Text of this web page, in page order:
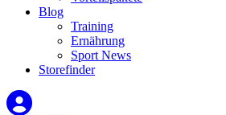
Blog
Training
Ernährung
Sport News
Storefinder